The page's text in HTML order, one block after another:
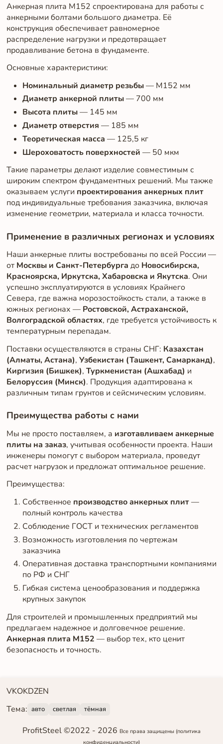
Анкерная плита М152 спроектирована для работы с
анкерными болтами большого диаметра. Её
конструкция обеспечивает равномерное
распределение нагрузки и предотвращает
продавливание бетона в фундаменте.
Основные характеристики:
Номинальный диаметр резьбы— М152 мм
Диаметр анкерной плиты— 700 мм
Высота плиты— 145 мм
Диаметр отверстия — 185 мм
Теоретическая масса — 125,5 кг
Шероховатость поверхностей — 50 мкм
Такие параметры делают изделие совместимым с
широким спектром фундаментных решений. Мы также
оказываем услуги проектирования анкерных плит
под индивидуальные требования заказчика, включая
изменение геометрии, материала и класса точности.
Применение в различных регионах и условиях
Наши анкерные плиты востребованы по всей России —
от Москвы и Санкт-Петербурга до Новосибирска,
Красноярска, Иркутска, Хабаровска и Якутска. Они
успешно эксплуатируются в условиях Крайнего
Севера, где важна морозостойкость стали, а также в
южных регионах — Ростовской, Астраханской,
Волгоградской областях, где требуется устойчивость к
температурным перепадам.
Поставки осуществляются в страны СНГ: Казахстан
(Алматы, Астана), Узбекистан (Ташкент, Самарканд),
Киргизия (Бишкек), Туркменистан (Ашхабад) и
Белоруссия (Минск). Продукция адаптирована к
различным типам грунтов и сейсмическим условиям.
Преимущества работы с нами
Мы не просто поставляем, а изготавливаем анкерные
плиты на заказ, учитывая особенности проекта. Наши
инженеры помогут с выбором материала, проведут
расчет нагрузок и предложат оптимальное решение.
Преимущества:
Собственное производство анкерных плит—
полный контроль качества
Соблюдение ГОСТ и технических регламентов
Возможность изготовления по чертежам
заказчика
Оперативная доставка транспортными компаниями
по РФ и СНГ
Гибкая система ценообразования и поддержка
крупных закупок
Для строителей и промышленных предприятий мы
предлагаем надежное и долговечное решение.
Анкерная плита М152 — выбор тех, кто ценит
безопасность и точность.
VKOKDZEN
Тема: авто светлая тёмная
ProfitSteel ©2022 - 2026 Все права защищены (политика
конфиденциальности)